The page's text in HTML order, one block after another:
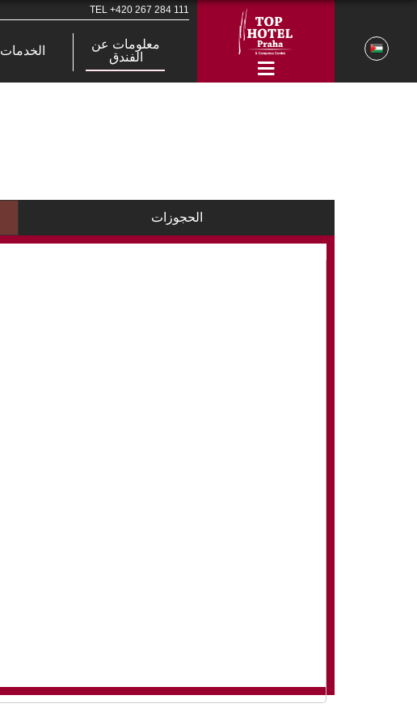
TEL +420 267 284 111
معلومات عن
الفندق
الخدمات
الحجوزات